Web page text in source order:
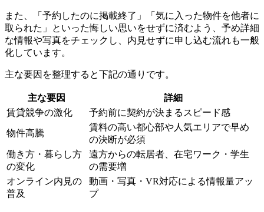
また、「予約したのに掲載終了」「気に入った物件を他者に
取られた」といった悔しい思いをせずに済むよう、予め詳細
な情報や写真をチェックし、内見せずに申し込む流れも一般
化しています。
主な要因を整理すると下記の通りです。
主な要因
詳細
賃貸競争の激化
予約前に契約が決まるスピード感
物件高騰
賃料の高い都心部や人気エリアで早め
の決断が必須
働き方・暮らし方
の変化
遠方からの転居者、在宅ワーク・学生
の需要増
オンライン内見の
普及
動画・写真・VR対応による情報量アッ
プ